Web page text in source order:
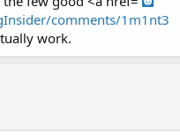
comments/1m1nt3
work.